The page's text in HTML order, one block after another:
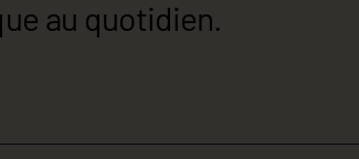
au quotidien.